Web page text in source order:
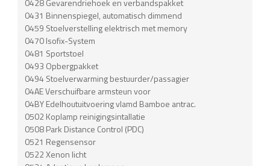
0431 Binnenspiegel, automatisch dimmend
0459 Stoelverstelling elektrisch met memory
0470 Isofix-System
0481 Sportstoel
0493 Opbergpakket
0494 Stoelverwarming bestuurder/passagier
04AE Verschuifbare armsteun voor
04BY Edelhoutuitvoering vlamd Bamboe antrac.
0502 Koplamp reinigingsintallatie
0508 Park Distance Control (PDC)
0521 Regensensor
0522 Xenon licht